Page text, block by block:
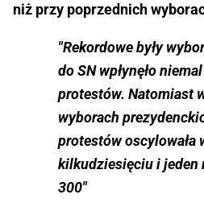
niż przy poprzednich
"Rekordowe były
do SN wpłynęło
protestów. Natomiast
wyborach
protestów oscylowała
kilkudziesięciu i jeden
300"